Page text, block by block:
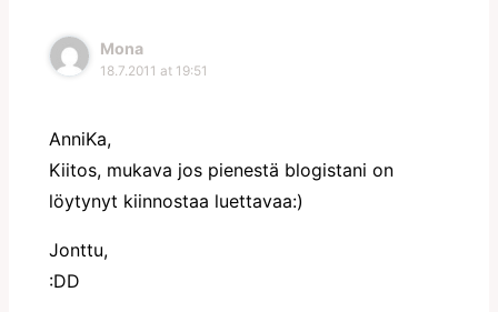
Mona
18.7.2011 at 19:51
AnniKa,
Kiitos, mukava jos pienestä blogistani on
löytynyt kiinnostaa luettavaa:)
Jonttu,
:DD